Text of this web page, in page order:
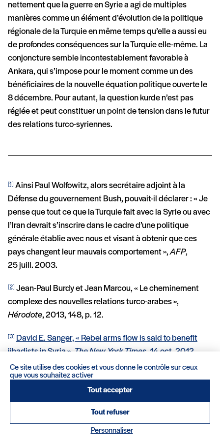
nettement que la guerre en Syrie a agi de multiples
manières comme un élément d’évolution de la politique
régionale de la Turquie en même temps qu’elle a aussi eu
de profondes conséquences sur la Turquie elle-même. La
conjoncture semble incontestablement favorable à
Ankara, qui s’impose pour le moment comme un des
bénéficiaires de la nouvelle équation politique ouverte le
8 décembre. Pour autant, la question kurde n’est pas
réglée et peut constituer un point de tension dans le futur
des relations turco-syriennes.
[1]
Ainsi Paul Wolfowitz, alors secrétaire adjoint à la
Défense du gouvernement Bush, pouvait-il déclarer : « Je
pense que tout ce que la Turquie fait avec la Syrie ou avec
l’Iran devrait s’inscrire dans le cadre d’une politique
générale établie avec nous et visant à obtenir que ces
pays changent leur mauvais comportement »,AFP,
25 juill. 2003.
[2]
Jean-Paul Burdy et Jean Marcou, « Le cheminement
complexe des nouvelles relations turco-arabes »,
Hérodote, 2013, 148, p. 12.
[3]
David E. Sanger, « Rebel arms flow is said to benefit
jihadists in Syria », The New York Times , 14 oct. 2012.
[4]Le processus d’Astana, initié par un accord signé le 4
mai 2017 par la Russie, l’Iran et la Turquie, est un
ensemble de rencontres entre différents protagonistes du
conflit syrien visant à mettre en œuvre une solution
Ce site utilise des cookies et vous donne le contrôle sur ceux
que vous souhaitez activer
Tout accepter
Tout refuser
Personnaliser